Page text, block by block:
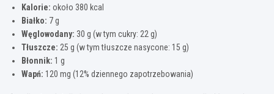
Kalorie: około 380 kcal
Białko: 7 g
Węglowodany: 30 g (w tym cukry: 22 g)
Tłuszcze: 25 g (w tym tłuszcze nasycone: 15 g)
Błonnik: 1 g
Wapń: 120 mg (12% dziennego zapotrzebowania)